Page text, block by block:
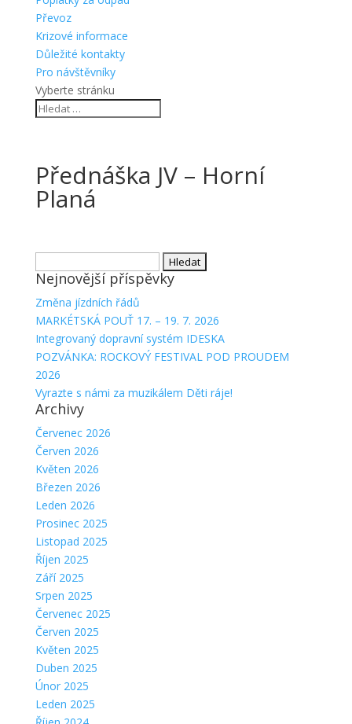
Převoz
Krizové informace
Důležité kontakty
Pro návštěvníky
Vyberte stránku
Přednáška JV – Horní
Planá
Nejnovější příspěvky
Změna jízdních řádů
MARKÉTSKÁ POUŤ 17. – 19. 7. 2026
Integrovaný dopravní systém IDESKA
POZVÁNKA: ROCKOVÝ FESTIVAL POD PROUDEM
2026
Vyrazte s námi za muzikálem Děti ráje!
Archivy
Červenec 2026
Červen 2026
Květen 2026
Březen 2026
Leden 2026
Prosinec 2025
Listopad 2025
Říjen 2025
Září 2025
Srpen 2025
Červenec 2025
Červen 2025
Květen 2025
Duben 2025
Únor 2025
Leden 2025